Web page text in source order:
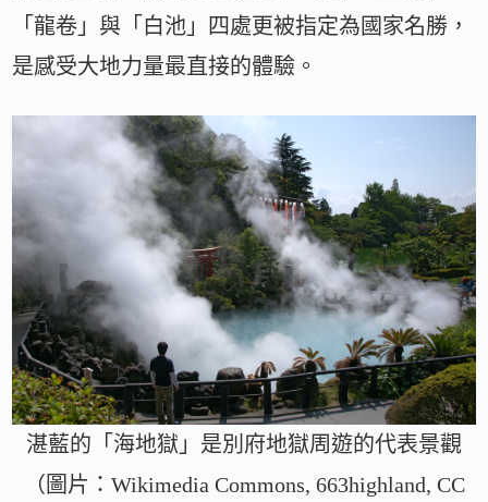
「龍卷」與「白池」四處更被指定為國家名勝，
是感受大地力量最直接的體驗。
湛藍的「海地獄」是別府地獄周遊的代表景觀
（圖片：Wikimedia Commons, 663highland, CC